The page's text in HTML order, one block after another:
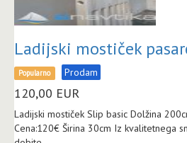
Ladijski mostiček
Popularno Prodam
120,00 EUR
Ladijski mostiček Slip basic
Cena:120€ Širina 30cm Iz kvalitetnega